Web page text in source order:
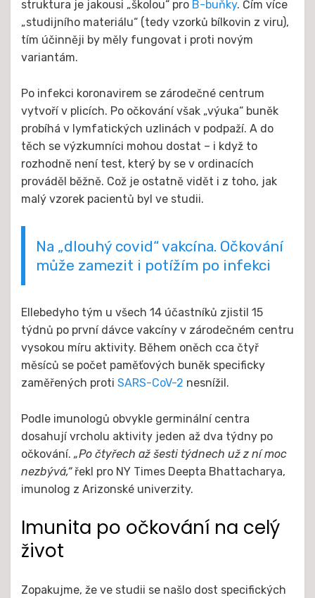
struktura je jakousi „školou“ pro B-buňky. Čím více
„studijního materiálu“ (tedy vzorků bílkovin z viru),
tím účinněji by měly fungovat i proti novým
variantám.
Po infekci koronavirem se zárodečné centrum
vytvoří v plicích. Po očkování však „výuka“ buněk
probíhá v lymfatických uzlinách v podpaží. A do
těch se výzkumníci mohou dostat – i když to
rozhodně není test, který by se v ordinacích
prováděl běžně. Což je ostatně vidět i z toho, jak
malý vzorek pacientů byl ve studii.
Na „dlouhý covid“ vakcína. Očkování
může zamezit i potížím po infekci
Ellebedyho tým u všech 14 účastníků zjistil 15
týdnů po první dávce vakcíny v zárodečném centru
vysokou míru aktivity. Během oněch cca čtyř
měsíců se počet paměťových buněk specificky
zaměřených proti SARS-CoV-2 nesnížil.
Podle imunologů obvykle germinální centra
dosahují vrcholu aktivity jeden až dva týdny po
očkování. „Po čtyřech až šesti týdnech už z ní moc
nezbývá,“řekl pro NY Times Deepta Bhattacharya,
imunolog z Arizonské univerzity.
Imunita po očkování na celý
život
Zopakujme, že ve studii se našlo dost specifických